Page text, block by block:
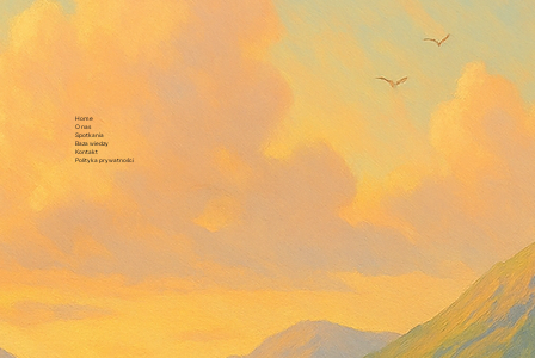
Home
O nas
Spotkania
Baza wiedzy
Kontakt
Polityka prywatności